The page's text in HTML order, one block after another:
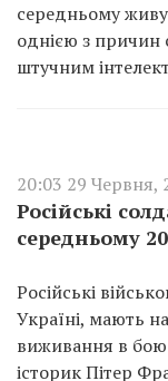
середньому
однією з причин
штучним
20:03 29 Червня,
Російські
середньому
Російські
Україні, мають
виживання в бою
історик Пітер